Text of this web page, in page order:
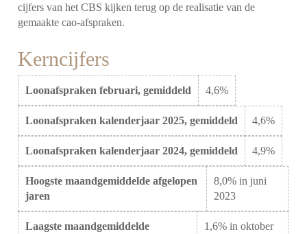
cijfers van het CBS kijken terug op de realisatie van de
gemaakte cao-afspraken.
Kerncijfers
Loonafspraken februari, gemiddeld 4,6%
Loonafspraken kalenderjaar 2025, gemiddeld 4,6%
Loonafspraken kalenderjaar 2024, gemiddeld 4,9%
Hoogste maandgemiddelde afgelopen
jaren
8,0% in juni
2023
Laagste maandgemiddelde
1,6% in oktober